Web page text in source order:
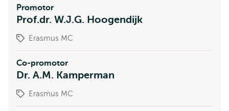
Promotor
Prof.dr. W.J.G. Hoogendijk
Erasmus MC
Co-promotor
Dr. A.M. Kamperman
Erasmus MC